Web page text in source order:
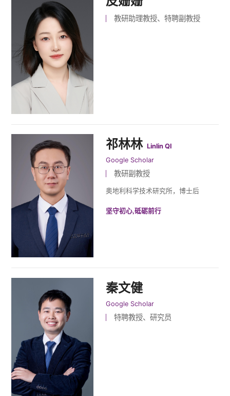
教研助理教授、特聘副教授
祁林林 Linlin QI
Google Scholar
教研副教授
奥地利科学技术研究所，博士后
坚守初心,砥砺前行
秦文健
Google Scholar
特聘教授、研究员